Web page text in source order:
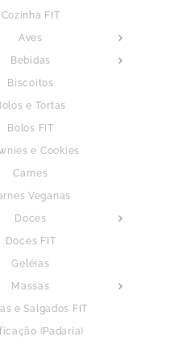
Cozinha FIT
Aves
Bebidas
Biscoitos
e Tortas
Bolos FIT
e Cookies
Carnes
Veganas
Doces
Doces FIT
Geléias
Massas
e Salgados FIT
(Padaria)